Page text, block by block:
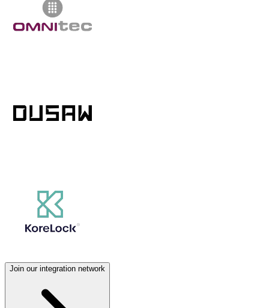
Join our integration network